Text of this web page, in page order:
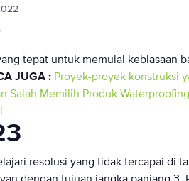
tepat untuk memulai kebiasaan
JUGA : Proyek-proyek konstruksi
Salah Memilih Produk Waterproofing
resolusi yang tidak tercapai di